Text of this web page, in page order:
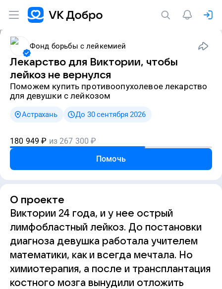
Фонд борьбы с лейкемией
Лекарство для Виктории, чтобы
лейкоз не вернулся
Поможем купить противоопухолевое лекарство
для девушки с лейкозом
Астрахань До 30 сентября 2026
180 949 ₽ из 267 300 ₽
Помочь
О проекте
Виктории 24 года, и у нее острый
лимфобластный лейкоз. До постановки
диагноза девушка работала учителем
математики, как и всегда мечтала. Но
химиотерапия, а после и трансплантация
костного мозга вынудили отложить